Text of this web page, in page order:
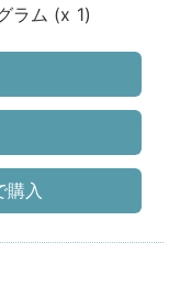
ラム (x 1)
購入